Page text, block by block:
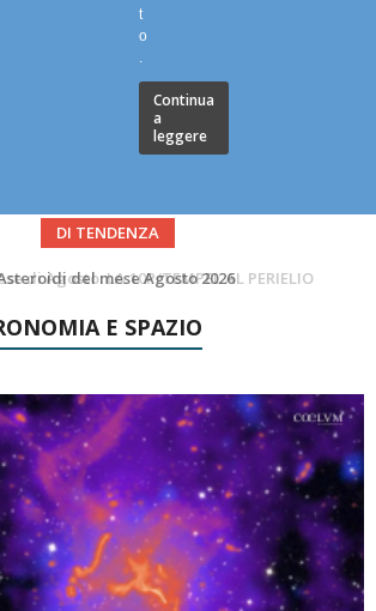
t
o
.
Continua
a
leggere
DI TENDENZA
del mese Agosto 2026
E SPAZIO